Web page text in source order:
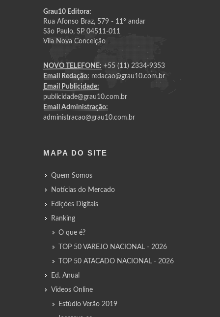
Grau10 Editora:
Rua Afonso Braz, 579 - 11º andar
São Paulo, SP 04511-011
Vila Nova Conceição
NOVO TELEFONE: +55 (11) 2334-9353
Email Redação: redacao@grau10.com.br
Email Publicidade:
publicidade@grau10.com.br
Email Administração:
administracao@grau10.com.br
MAPA DO SITE
Quem Somos
Notícias do Mercado
Edições Digitais
Ranking
O que é?
TOP 50 VAREJO NACIONAL - 2026
TOP 50 ATACADO NACIONAL - 2026
Ed. Anual
Vídeos Online
Estúdio Verão 2019